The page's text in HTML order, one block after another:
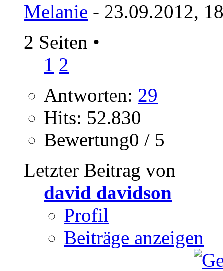
Melanie - 23.09.2012,
2 Seiten •
1 2
Antworten: 29
Hits: 52.830
Bewertung0 / 5
Letzter Beitrag von
david davidson
Profil
Beiträge anzeigen